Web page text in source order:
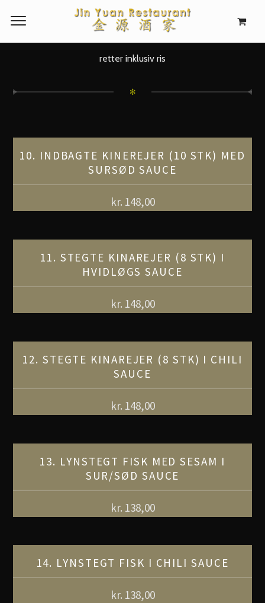
retter inklusiv ris
✻
10. INDBAGTE KINEREJER (10 STK) MED
SURSØD SAUCE
kr. 148,00
11. STEGTE KINAREJER (8 STK) I
HVIDLØGS SAUCE
kr. 148,00
12. STEGTE KINAREJER (8 STK) I CHILI
SAUCE
kr. 148,00
13. LYNSTEGT FISK MED SESAM I
SUR/SØD SAUCE
kr. 138,00
14. LYNSTEGT FISK I CHILI SAUCE
kr. 138,00